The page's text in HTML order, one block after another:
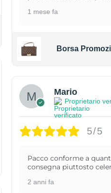
1 mese fa
Borsa
Mario
Proprietario
5/5
Pacco conforme a
consegna piuttosto
2 anni fa